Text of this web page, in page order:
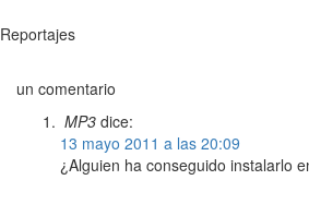
Reportajes
un comentario
MP3 dice:
13 mayo 2011 a las 20:09
¿Alguien ha conseguido instalarlo